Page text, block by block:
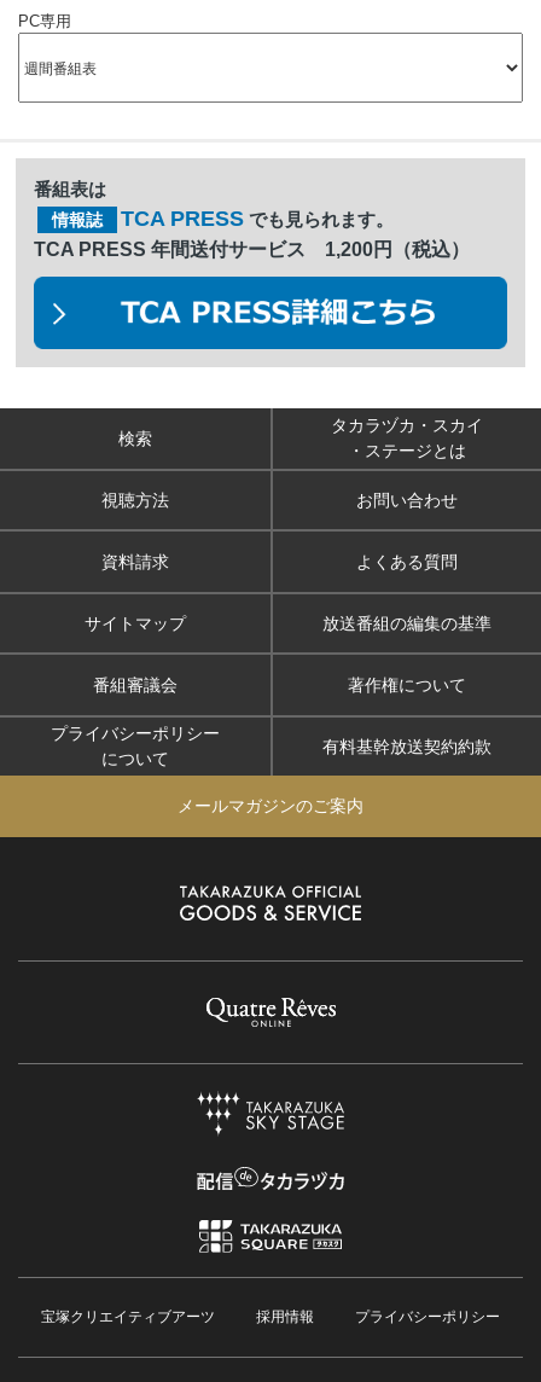
PC専用
番組表は
情報誌 TCA PRESS でも見られます。
TCA PRESS 年間送付サービス 1,200円（税込）
検索
タカラヅカ・スカイ
・ステージとは
視聴方法 お問い合わせ
資料請求 よくある質問
サイトマップ 放送番組の編集の基準
番組審議会 著作権について
プライバシーポリシー
について
有料基幹放送契約約款
メールマガジンのご案内
宝塚クリエイティブアーツ 採用情報 プライバシーポリシー